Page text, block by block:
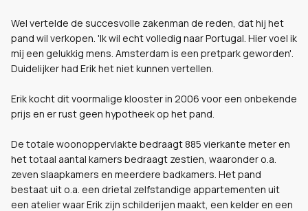
Wel vertelde de succesvolle zakenman de reden, dat hij het
pand wil verkopen. 'Ik wil echt volledig naar Portugal. Hier voel ik
mij een gelukkig mens. Amsterdam is een pretpark geworden'.
Duidelijker had Erik het niet kunnen vertellen.
Erik kocht dit voormalige klooster in 2006 voor een onbekende
prijs en er rust geen hypotheek op het pand.
De totale woonoppervlakte bedraagt 885 vierkante meter en
het totaal aantal kamers bedraagt zestien, waaronder o.a.
zeven slaapkamers en meerdere badkamers. Het pand
bestaat uit o.a. een drietal zelfstandige appartementen uit
een atelier waar Erik zijn schilderijen maakt, een kelder en een